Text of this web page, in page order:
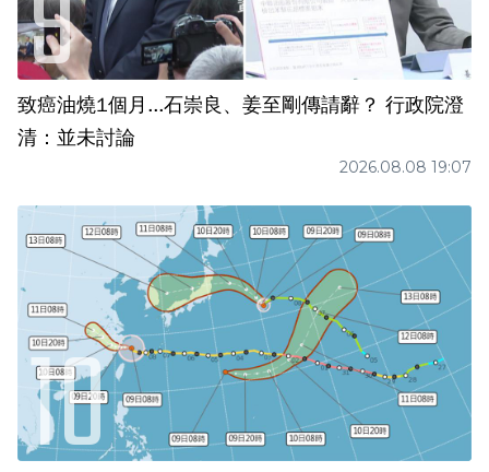
致癌油燒1個月...石崇良、姜至剛傳請辭？ 行政院澄
清：並未討論
2026.08.08 19:07